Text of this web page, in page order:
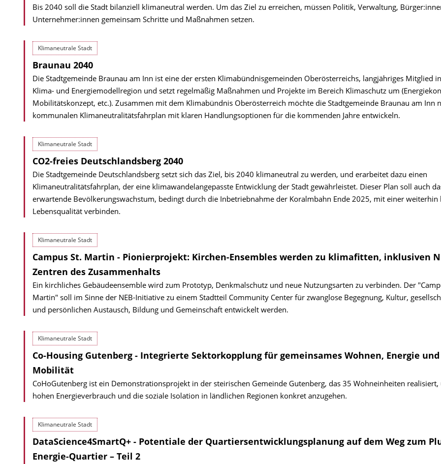
Bis 2040 soll die Stadt bilanziell klimaneutral werden. Um das Ziel zu erreichen, müssen Politik, Verwaltung,
Unternehmer:innen gemeinsam Schritte und Maßnahmen setzen.
Klimaneutrale Stadt
Braunau 2040
Die Stadtgemeinde Braunau am Inn ist eine der ersten Klimabündnisgemeinden Oberösterreichs, langjähriges Mitglied
Klima- und Energiemodellregion und setzt regelmäßig Maßnahmen und Projekte im Bereich Klimaschutz um
Mobilitätskonzept, etc.). Zusammen mit dem Klimabündnis Oberösterreich möchte die Stadt­gemeinde Braunau am Inn
kommunalen Klima­neutra­li­tätsfahrplan mit klaren Handlungsoptionen für die kommenden Jahre entwickeln.
Klimaneutrale Stadt
CO2-freies Deutschlandsberg 2040
Die Stadtgemeinde Deutschlandsberg setzt sich das Ziel, bis 2040 klimaneutral zu wer­den, und erarbeitet dazu einen
Klimaneutralitätsfahrplan, der eine klima­wandel­angepasste Entwicklung der Stadt gewährleistet. Dieser Plan soll auch
erwar­tende Bevölkerungs­wachstum, bedingt durch die Inbetriebnahme der Koralmbahn Ende 2025, mit einer weiterhin
Lebensqualität verbinden.
Klimaneutrale Stadt
Campus St. Martin - Pionierprojekt: Kirchen-Ensembles werden zu klimafitten, inklusiven
Zentren des Zusammenhalts
Ein kirchliches Gebäudeensemble wird zum Prototyp, Denkmalschutz und neue Nutzungsarten zu verbinden. Der
Martin" soll im Sinne der NEB-Initiative zu einem Stadtteil Community Center für zwanglose Begegnung, Kultur,
und persönlichen Austausch, Bildung und Gemeinschaft entwickelt werden.
Klimaneutrale Stadt
Co-Housing Gutenberg - Integrierte Sektorkopplung für gemeinsames Wohnen, Energie und
Mobilität
CoHoGutenberg ist ein Demonstrationsprojekt in der steirischen Gemeinde Gutenberg, das 35 Wohneinheiten realisiert,
hohen Energieverbrauch und die soziale Isolation in ländlichen Regionen konkret anzugehen.
Klimaneutrale Stadt
DataScience4SmartQ+ - Potentiale der Quartiers­entwicklungsplanung auf dem Weg zum
Energie-Quartier – Teil 2